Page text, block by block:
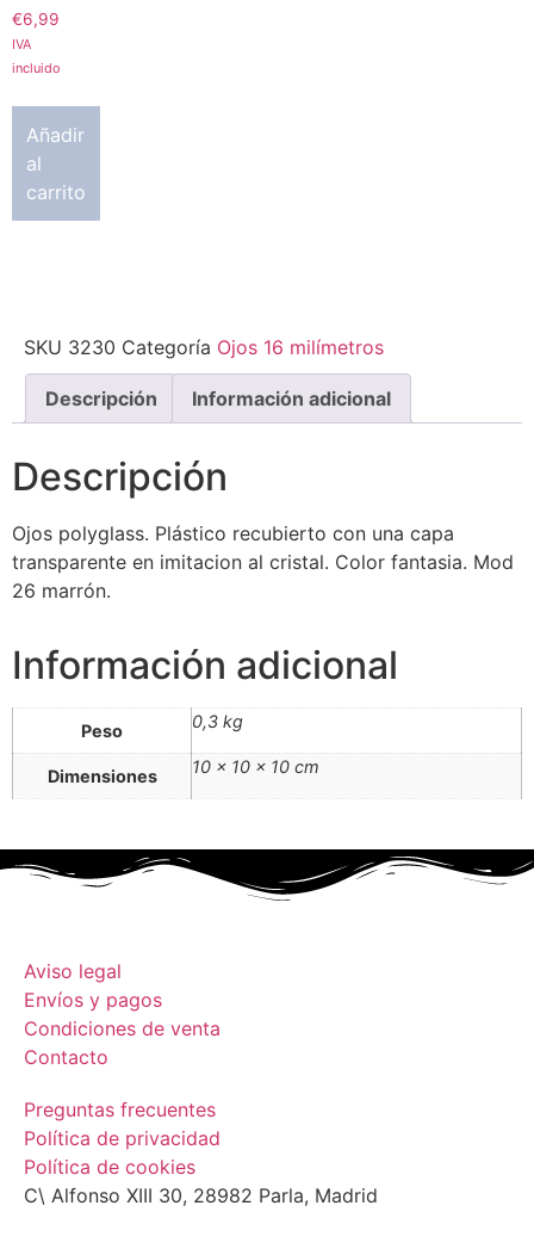
€6,99
IVA
incluido
Añadir
al
carrito
SKU 3230 Categoría Ojos 16 milímetros
Descripción Información adicional
Descripción
Ojos polyglass. Plástico recubierto con una capa
transparente en imitacion al cristal. Color fantasia. Mod
26 marrón.
Información adicional
Peso 0,3 kg
Dimensiones 10 × 10 × 10 cm
Aviso legal
Envíos y pagos
Condiciones de venta
Contacto
Preguntas frecuentes
Política de privacidad
Política de cookies
C\ Alfonso XIII 30, 28982 Parla, Madrid